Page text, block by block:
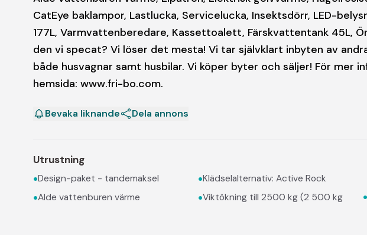
CatEye baklampor, Lastlucka, Servicelucka, Insektsdörr, LED-
177L, Varmvattenberedare, Kassettoalett, Färskvattentank 45L,
den vi specat? Vi löser det mesta! Vi tar självklart inbyten av
både husvagnar samt husbilar. Vi köper byter och säljer! För mer
hemsida: www.fri-bo.com.
Bevaka liknande Dela annons
Utrustning
•Design-paket - tandemaksel
•Alde vattenburen värme
•Klädselalternativ: Active Rock
•Viktökning till 2500 kg (2 500 kg